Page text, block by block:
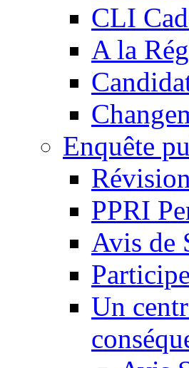
CLI
A la
Enquête
PPRI
Avis de
Un